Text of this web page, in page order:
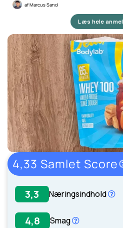
afMarcus Sand
Læs hele
4,33 Samlet Score
3,3 Næringsindhold
4,8 Smag